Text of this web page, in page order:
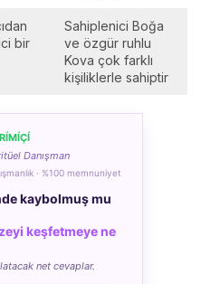
bir
Sahiplenici Boğa
ve özgür ruhlu
Kova çok farklı
kişiliklerle sahiptir
Danışman
· %100 memnuniyet
kaybolmuş mu
keşfetmeye ne
net cevaplar.